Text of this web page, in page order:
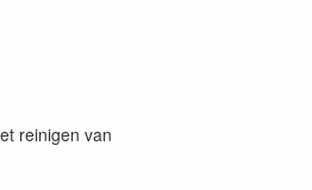
reinigen van